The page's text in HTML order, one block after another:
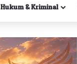
Hukum & Kriminal